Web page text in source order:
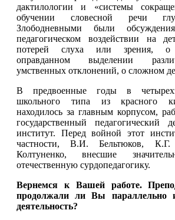
дактилологии и «системы
обучении словесной речи
Злободневными были
педагогическом воздействии на
потерей слуха или зрения, о
оправданном выделении
умственных отклонений, о сложном
В предвоенные годы в
школьного типа из красного
находилось за главным корпусом,
государственный педагогический
институт. Перед войной этот
частности, В.И. Бельтюков,
Колтуненко, внесшие
отечественную сурдопедагогику.
Вернемся к Вашей работе.
продолжали ли Вы параллельно
деятельность?